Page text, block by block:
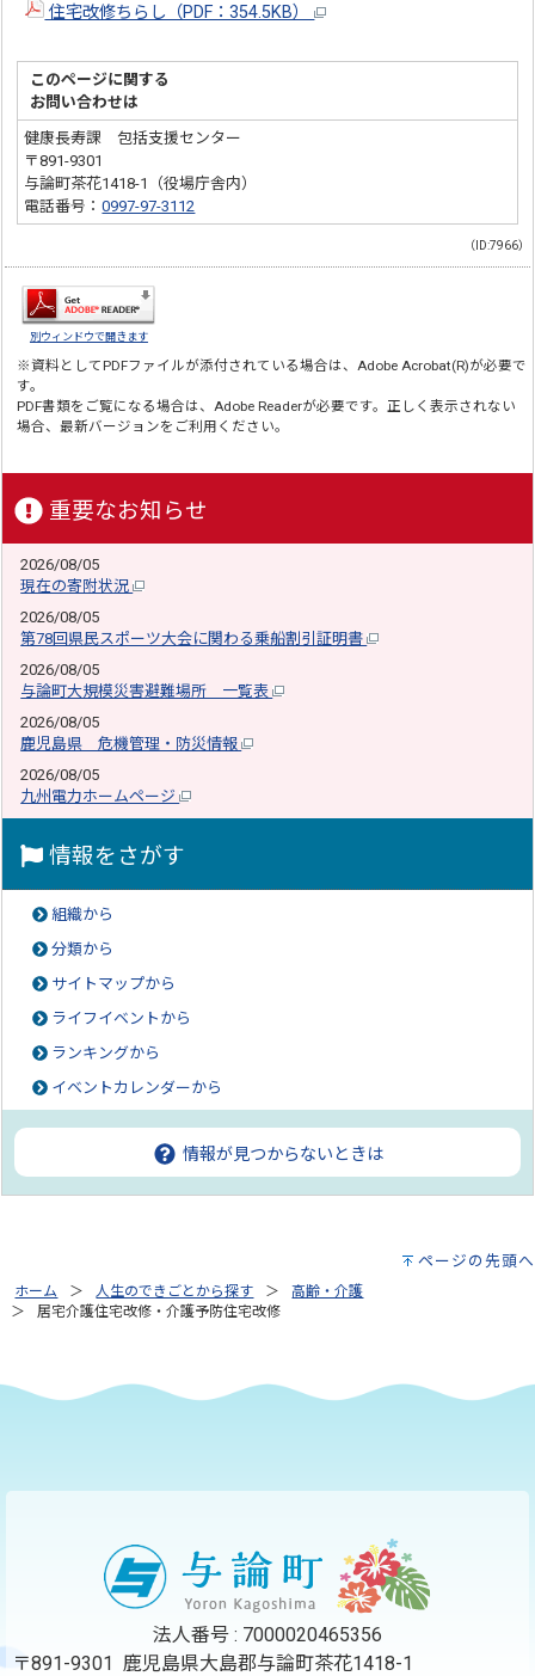
住宅改修ちらし（PDF：354.5KB）
このページに関する
お問い合わせは
健康長寿課 包括支援センター
〒891-9301
与論町茶花1418-1（役場庁舎内）
電話番号：0997-97-3112
（ID:7966）
別ウィンドウで開きます
※資料としてPDFファイルが添付されている場合は、Adobe Acrobat(R)が必要で
す。
PDF書類をご覧になる場合は、Adobe Readerが必要です。正しく表示されない
場合、最新バージョンをご利用ください。
重要なお知らせ
2026/08/05
現在の寄附状況
2026/08/05
第78回県民スポーツ大会に関わる乗船割引証明書
2026/08/05
与論町大規模災害避難場所 一覧表
2026/08/05
鹿児島県 危機管理・防災情報
2026/08/05
九州電力ホームページ
情報をさがす
組織から
分類から
サイトマップから
ライフイベントから
ランキングから
イベントカレンダーから
情報が見つからないときは
ページの先頭へ
ホーム 人生のできごとから探す
高齢・介護
居宅介護住宅改修・介護予防住宅改修
法人番号 : 7000020465356
〒891-9301 鹿児島県大島郡与論町茶花1418-1